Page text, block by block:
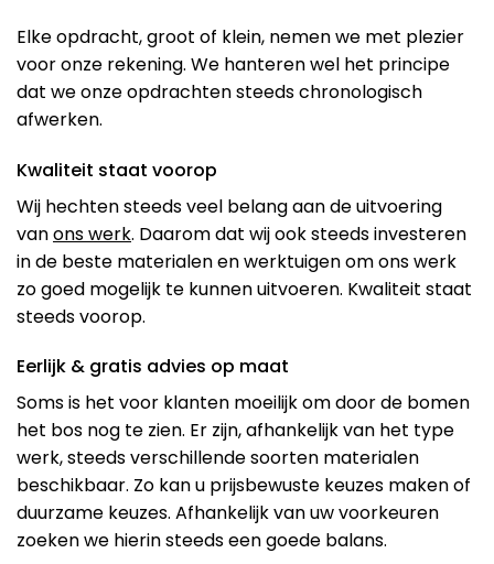
Elke opdracht, groot of klein, nemen we met plezier
voor onze rekening. We hanteren wel het principe
dat we onze opdrachten steeds chronologisch
afwerken.
Kwaliteit staat voorop
Wij hechten steeds veel belang aan de uitvoering
vanons werk. Daarom dat wij ook steeds investeren
in de beste materialen en werktuigen om ons werk
zo goed mogelijk te kunnen uitvoeren. Kwaliteit staat
steeds voorop.
Eerlijk & gratis advies op maat
Soms is het voor klanten moeilijk om door de bomen
het bos nog te zien. Er zijn, afhankelijk van het type
werk, steeds verschillende soorten materialen
beschikbaar. Zo kan u prijsbewuste keuzes maken of
duurzame keuzes. Afhankelijk van uw voorkeuren
zoeken we hierin steeds een goede balans.